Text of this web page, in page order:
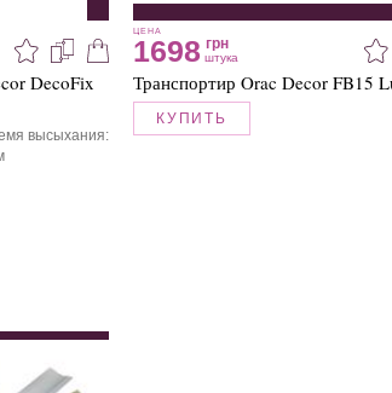
DecoFix
высыхания:
ЦЕНА
1698 грн
штука
Транспортир Orac Decor FB15
КУПИТЬ